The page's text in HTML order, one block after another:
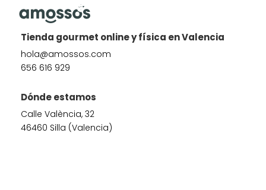
Tienda gourmet online y física en Valencia
hola@amossos.com
656 616 929
Dónde estamos
Calle València, 32
46460 Silla (Valencia)